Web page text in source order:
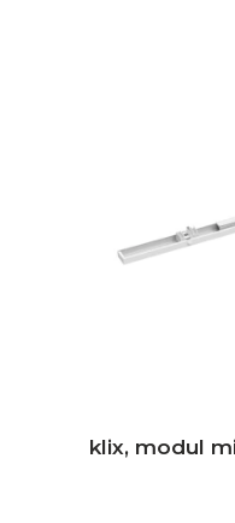
klix, modul